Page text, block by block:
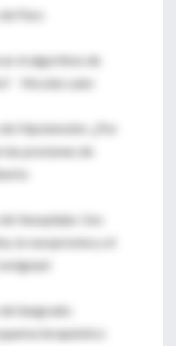
Paro
el algoritmo de
Nicolás Lalor
Hipotensión: ¿Por
presiones de
Vasoplejía: Uso
la vasopresina y el
Sangrado:
terapéutico